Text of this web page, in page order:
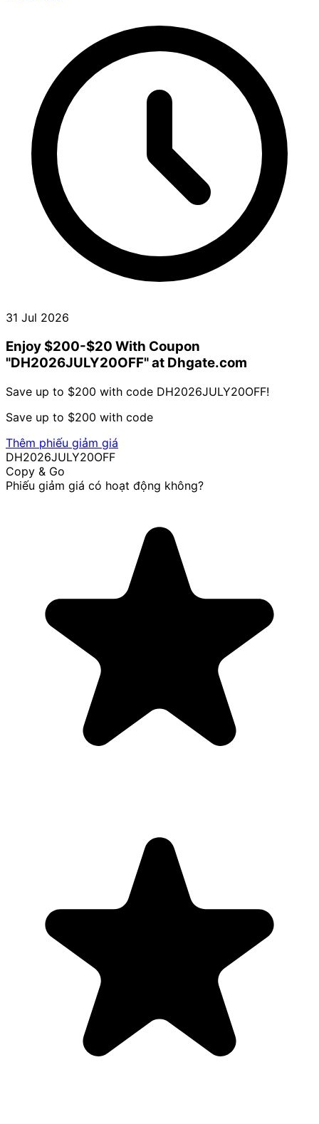
31 Jul 2026
Enjoy $200-$20 With Coupon
"DH2026JULY20OFF" at Dhgate.com
Save up to $200 with code DH2026JULY20OFF!
Save up to $200 with code
Thêm phiếu giảm giá
DH2026JULY20OFF
Copy & Go
Phiếu giảm giá có hoạt động không?